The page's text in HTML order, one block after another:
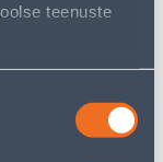
teenuste